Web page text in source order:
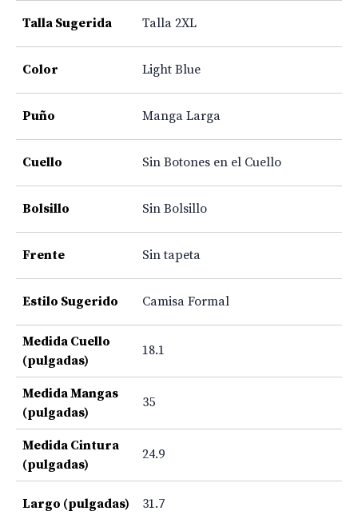
Talla Sugerida Talla 2XL
Color Light Blue
Puño Manga Larga
Cuello Sin Botones en el Cuello
Bolsillo Sin Bolsillo
Frente Sin tapeta
Estilo Sugerido Camisa Formal
Medida Cuello
(pulgadas)
18.1
Medida Mangas
(pulgadas)
35
Medida Cintura
(pulgadas)
24.9
Largo (pulgadas) 31.7